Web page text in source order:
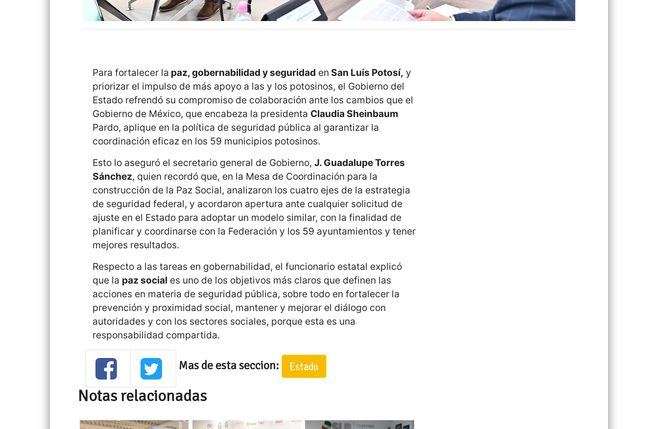
Para fortalecer la paz, gobernabilidad y seguridad en San Luis Potosí, y
priorizar el impulso de más apoyo a las y los potosinos, el Gobierno del
Estado refrendó su compromiso de colaboración ante los cambios que el
Gobierno de México, que encabeza la presidenta Claudia Sheinbaum
Pardo, aplique en la política de seguridad pública al garantizar la
coordinación eficaz en los 59 municipios potosinos.
Esto lo aseguró el secretario general de Gobierno,J. Guadalupe Torres
Sánchez, quien recordó que, en la Mesa de Coordinación para la
construcción de la Paz Social, analizaron los cuatro ejes de la estrategia
de seguridad federal, y acordaron apertura ante cualquier solicitud de
ajuste en el Estado para adoptar un modelo similar, con la finalidad de
planificar y coordinarse con la Federación y los 59 ayuntamientos y tener
mejores resultados.
Respecto a las tareas en gobernabilidad, el funcionario estatal explicó
que la paz social es uno de los objetivos más claros que definen las
acciones en materia de seguridad pública, sobre todo en fortalecer la
prevención y proximidad social, mantener y mejorar el diálogo con
autoridades y con los sectores sociales, porque esta es una
responsabilidad compartida.
Mas de esta seccion: Estado
Notas relacionadas